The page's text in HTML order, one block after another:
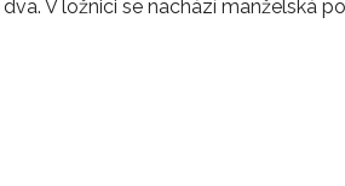
V ložnici se nachází manželská